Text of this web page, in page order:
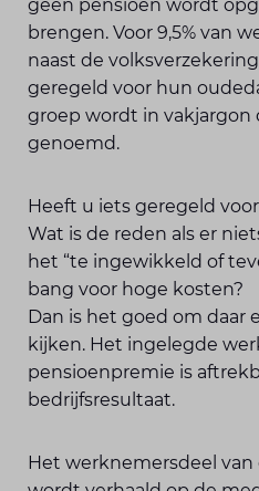
geen pensioen wordt
brengen. Voor 9,5% van
naast de
geregeld voor hun
groep wordt in vakjargon
genoemd.
Heeft u iets geregeld
Wat is de reden als er
het “te ingewikkeld of
bang voor hoge kosten?
Dan is het goed om daar
kijken. Het ingelegde
pensioenpremie is
bedrijfsresultaat.
Het werknemersdeel